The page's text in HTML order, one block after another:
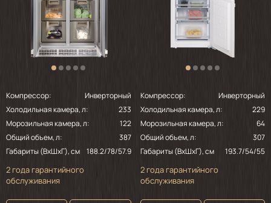
мастера. Место в пазах достаточное.
Можно менять расстояние между
полочками. Обе камеры вместительные.
Порадовало кнопочное управление при
установки режимов.
Компрессор:
Инверторный
Холодильная камера, л:
233
Морозильная камера, л:
122
Общий объем, л:
387
Габариты (ВхШхГ), см
188.2/78/57.9
2 года гарантийного
обслуживания
Компрессор:
Инверторный
Холодильная камера, л:
229
Морозильная камера, л:
64
Общий объем, л:
307
Габариты (ВхШхГ), см
193.7/54/55
2 года гарантийного
обслуживания